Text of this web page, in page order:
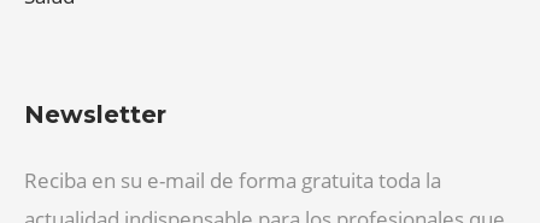
Newsletter
Reciba en su e-mail de forma gratuita toda la